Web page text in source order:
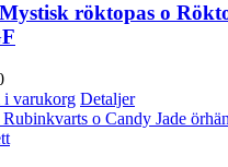
röktopas o
varukorg Detaljer